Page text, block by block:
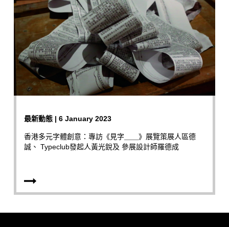
最新動態 | 6 January 2023
香港多元字體創意：專訪《見字＿＿》展覽策展人區德
誠、 Typeclub發起人黃光銳及 參展設計師羅德成